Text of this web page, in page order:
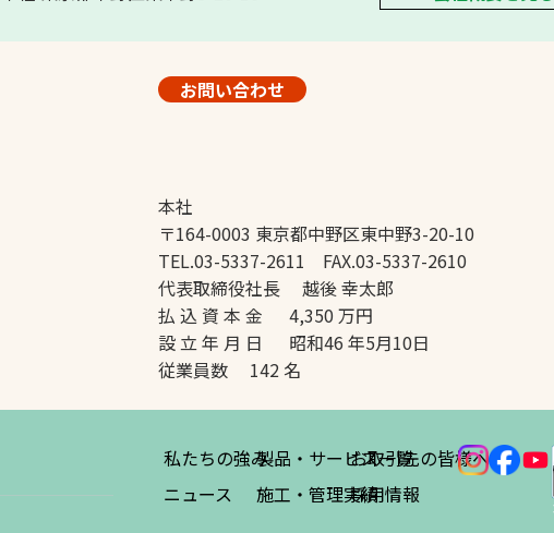
お問い合わせ
本社
〒164-0003 東京都中野区東中野3-20-10
TEL.03-5337-2611 FAX.03-5337-2610
代表取締役社長 越後 幸太郎
払 込 資 本 金 4,350 万円
設 立 年 月 日 昭和46 年5月10日
従業員数 142 名
私たちの強み
ニュース
製品・サービス一覧
施工・管理実績
お取引先の皆様へ
採用情報